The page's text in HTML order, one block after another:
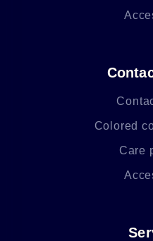
Colored
Care